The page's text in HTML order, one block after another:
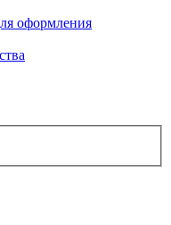
оформления